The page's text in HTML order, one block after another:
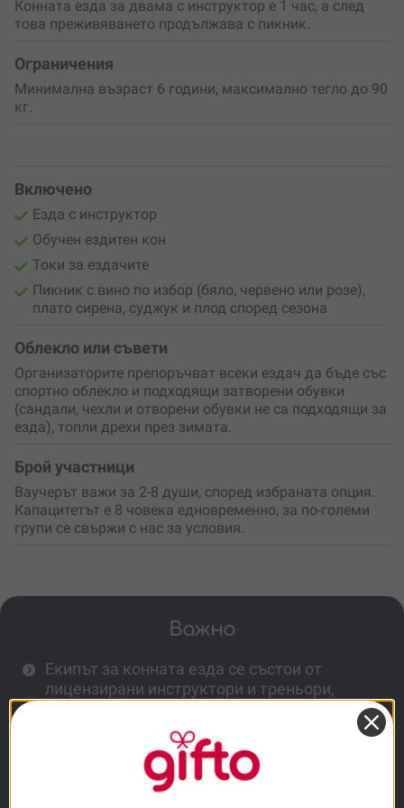
Бъди спокоен – събитието е подходящо за малки и
големи, за начинаещи и напреднали,като не е
мигове с езда и пикник в планината!
Конната езда за двама с инструктор е 1 час, а след
това преживяването продължава с пикник.
Ограничения
Минимална възраст 6 години, максимално тегло до 90
кг.
Включено
Езда с инструктор
Обучен ездитен кон
Токи за ездачите
Пикник с вино по избор (бяло, червено или розе),
плато сирена, суджук и плод според сезона
Облекло или съвети
Организаторите препоръчват всеки ездач да бъде със
спортно облекло и подходящи затворени обувки
(сандали, чехли и отворени обувки не са подходящи за
езда), топли дрехи през зимата.
Брой участници
Ваучерът важи за 2-8 души, според избраната опция.
Капацитетът е 8 човека едновременно, за по-големи
групи се свържи с нас за условия.
Важно
Екипът за конната езда се състои от
лицензирани инструктори и треньори,
Минимална възраст над 6 г., максимално
тегло до 90 кг. Не се изисква опит.